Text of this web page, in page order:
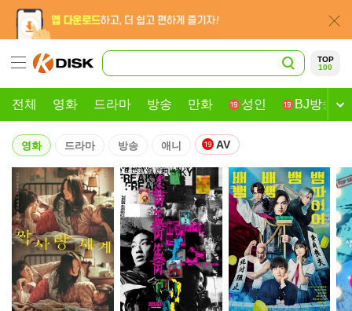
TOP
100
전체 영화 드라마 방송 만화 성인 BJ방송
영화 드라마 방송 애니 AV